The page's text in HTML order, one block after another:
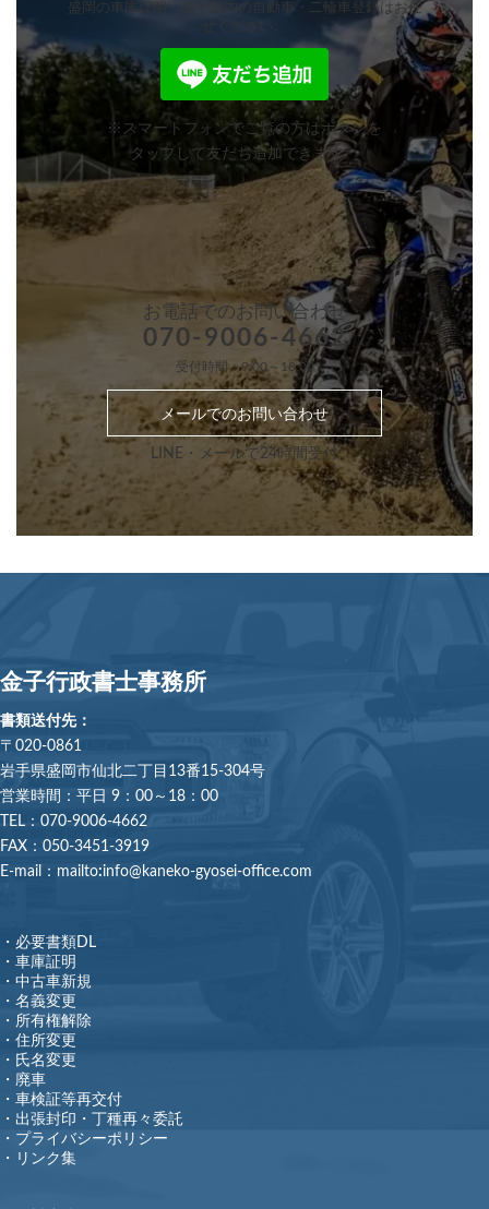
盛岡の車庫証明、岩手県内の自動車・二輪車登録はお任
※スマートフォンでご覧の方はボタンを
タップして友だち追加できます。
お電話でのお問い合わせ
070-9006-4662
受付時間：9:00～18:00
メールでのお問い合わせ
LINE・メールで24時間受付
金子行政書士事務所
書類送付先：
〒020-0861
岩手県盛岡市仙北二丁目13番15-304号
営業時間：平日 9：00～18：00
TEL：070-9006-4662
FAX：050-3451-3919
E-mail：mailto:info@kaneko-gyosei-office.com
・必要書類DL
・車庫証明
・中古車新規
・名義変更
・所有権解除
・住所変更
・氏名変更
・廃車
・車検証等再交付
・出張封印・丁種再々委託
・プライバシーポリシー
・リンク集